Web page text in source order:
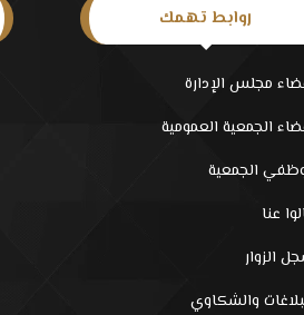
روابط تهمك
مجلس الإدارة
الجمعية العمومية
الجمعية
عنا
الزوار
والشكاوي